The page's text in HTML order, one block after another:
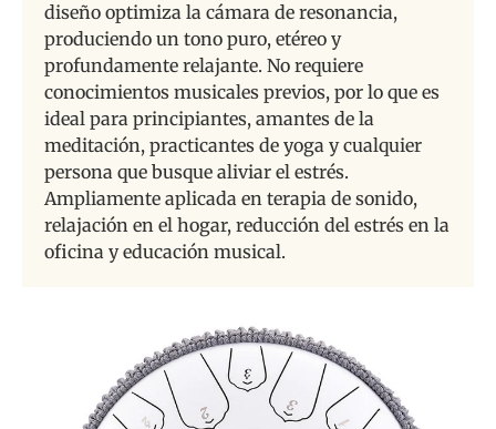
diseño optimiza la cámara de resonancia,
produciendo un tono puro, etéreo y
profundamente relajante. No requiere
conocimientos musicales previos, por lo que es
ideal para principiantes, amantes de la
meditación, practicantes de yoga y cualquier
persona que busque aliviar el estrés.
Ampliamente aplicada en terapia de sonido,
relajación en el hogar, reducción del estrés en la
oficina y educación musical.